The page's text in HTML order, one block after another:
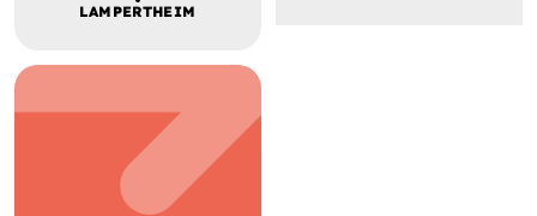
LAMPERTHEIM